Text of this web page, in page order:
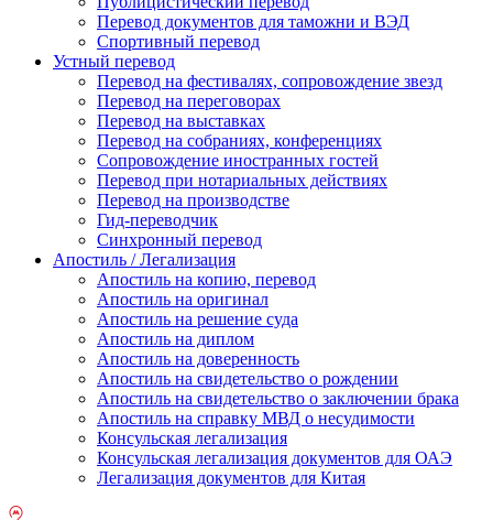
Перевод документов для таможни и ВЭД
Спортивный перевод
Устный перевод
Перевод на фестивалях, сопровождение звезд
Перевод на переговорах
Перевод на выставках
Перевод на собраниях, конференциях
Сопровождение иностранных гостей
Перевод при нотариальных действиях
Перевод на производстве
Гид-переводчик
Синхронный перевод
Апостиль / Легализация
Апостиль на копию, перевод
Апостиль на оригинал
Апостиль на решение суда
Апостиль на диплом
Апостиль на доверенность
Апостиль на свидетельство о рождении
Апостиль на свидетельство о заключении брака
Апостиль на справку МВД о несудимости
Консульская легализация
Консульская легализация документов для ОАЭ
Легализация документов для Китая